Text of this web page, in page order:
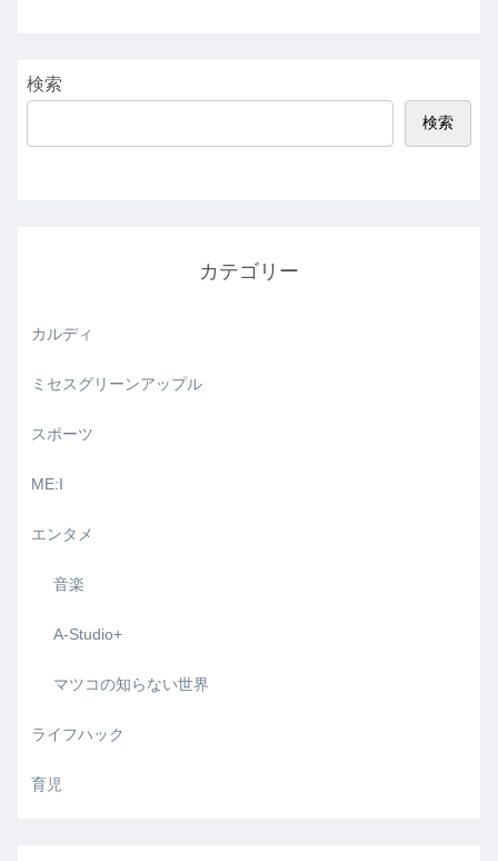
検索
検索
カテゴリー
カルディ
ミセスグリーンアップル
スポーツ
ME:I
エンタメ
音楽
A-Studio+
マツコの知らない世界
ライフハック
育児